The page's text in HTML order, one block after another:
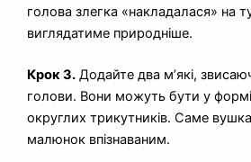
голова злегка «накладалася» на
виглядатиме природніше.
Крок 3. Додайте два м’які,
голови. Вони можуть бути у
округлих трикутників. Саме
малюнок впізнаваним.